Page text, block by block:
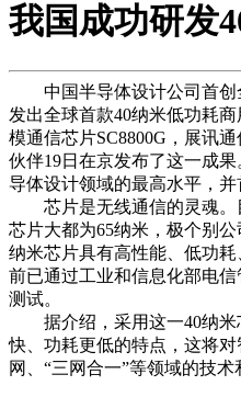
我国成功研发
中国半导体设计公司首创
发出全球首款40纳米低功耗
模通信芯片SC8800G，展讯
伙伴19日在京发布了这一成
导体设计领域的最高水平，并
芯片是无线通信的灵魂。
芯片大都为65纳米，极个别
纳米芯片具有高性能、低功
前已通过工业和信息化部电
测试。
据介绍，采用这一40纳米
快、功耗更低的特点，这将
网、“三网合一”等领域的技术